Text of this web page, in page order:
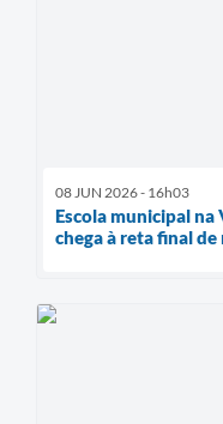
08 JUN 2026 - 16h03
Escola municipal
chega à reta final